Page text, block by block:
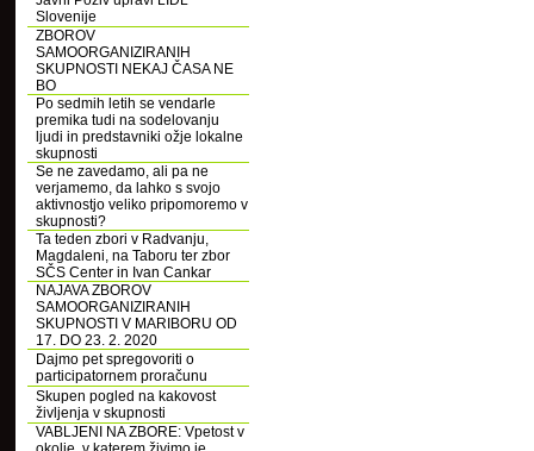
Slovenije
ZBOROV
SAMOORGANIZIRANIH
SKUPNOSTI NEKAJ ČASA NE
BO
Po sedmih letih se vendarle
premika tudi na sodelovanju
ljudi in predstavniki ožje lokalne
skupnosti
Se ne zavedamo, ali pa ne
verjamemo, da lahko s svojo
aktivnostjo veliko pripomoremo v
skupnosti?
Ta teden zbori v Radvanju,
Magdaleni, na Taboru ter zbor
SČS Center in Ivan Cankar
NAJAVA ZBOROV
SAMOORGANIZIRANIH
SKUPNOSTI V MARIBORU OD
17. DO 23. 2. 2020
Dajmo pet spregovoriti o
participatornem proračunu
Skupen pogled na kakovost
življenja v skupnosti
VABLJENI NA ZBORE: Vpetost v